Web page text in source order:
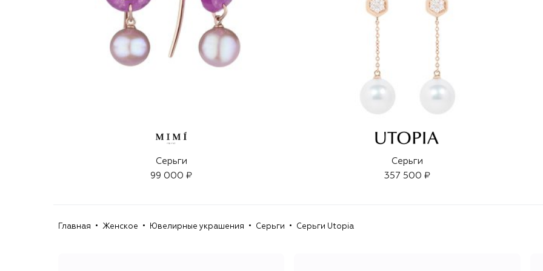
Серьги
99 000 ₽
Серьги
357 500 ₽
Главная Женское Ювелирные украшения Серьги Серьги Utopia